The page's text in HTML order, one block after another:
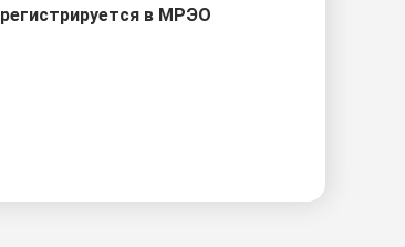
регистрируется в МРЭО